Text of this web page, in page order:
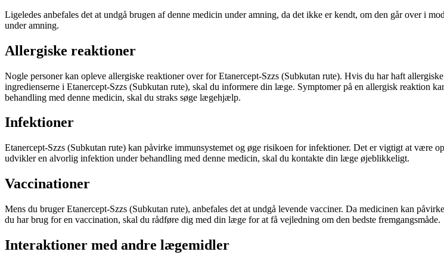
Ligeledes anbefales det at undgå brugen af denne medicin under amning, da det ikke er kendt, om den går over i
under amning.
Allergiske reaktioner
Nogle personer kan opleve allergiske reaktioner over for Etanercept-Szzs (Subkutan rute). Hvis du har haft
ingredienserne i Etanercept-Szzs (Subkutan rute), skal du informere din læge. Symptomer på en allergisk reaktion
behandling med denne medicin, skal du straks søge lægehjælp.
Infektioner
Etanercept-Szzs (Subkutan rute) kan påvirke immunsystemet og øge risikoen for infektioner. Det er vigtigt at være
udvikler en alvorlig infektion under behandling med denne medicin, skal du kontakte din læge øjeblikkeligt.
Vaccinationer
Mens du bruger Etanercept-Szzs (Subkutan rute), anbefales det at undgå levende vacciner. Da medicinen kan
du har brug for en vaccination, skal du rådføre dig med din læge for at få vejledning om den bedste fremgangsmåde.
Interaktioner med andre lægemidler